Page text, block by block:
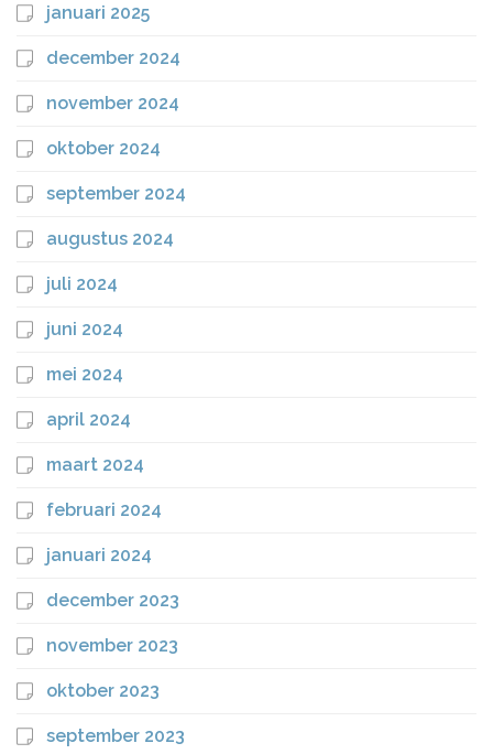
januari 2025
december 2024
november 2024
oktober 2024
september 2024
augustus 2024
juli 2024
juni 2024
mei 2024
april 2024
maart 2024
februari 2024
januari 2024
december 2023
november 2023
oktober 2023
september 2023